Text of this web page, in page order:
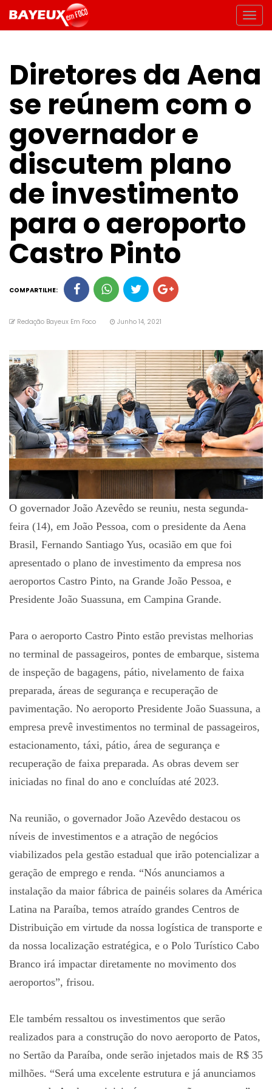
Diretores da Aena
se reúnem com o
governador e
discutem plano
de investimento
para o aeroporto
Castro Pinto
COMPARTILHE:
Redação Bayeux Em Foco Junho 14, 2021
O governador João Azevêdo se reuniu, nesta segunda-
feira (14), em João Pessoa, com o presidente da Aena
Brasil, Fernando Santiago Yus, ocasião em que foi
apresentado o plano de investimento da empresa nos
aeroportos Castro Pinto, na Grande João Pessoa, e
Presidente João Suassuna, em Campina Grande.
Para o aeroporto Castro Pinto estão previstas melhorias
no terminal de passageiros, pontes de embarque, sistema
de inspeção de bagagens, pátio, nivelamento de faixa
preparada, áreas de segurança e recuperação de
pavimentação. No aeroporto Presidente João Suassuna, a
empresa prevê investimentos no terminal de passageiros,
estacionamento, táxi, pátio, área de segurança e
recuperação de faixa preparada. As obras devem ser
iniciadas no final do ano e concluídas até 2023.
Na reunião, o governador João Azevêdo destacou os
níveis de investimentos e a atração de negócios
viabilizados pela gestão estadual que irão potencializar a
geração de emprego e renda. “Nós anunciamos a
instalação da maior fábrica de painéis solares da América
Latina na Paraíba, temos atraído grandes Centros de
Distribuição em virtude da nossa logística de transporte e
da nossa localização estratégica, e o Polo Turístico Cabo
Branco irá impactar diretamente no movimento dos
aeroportos”, frisou.
Ele também ressaltou os investimentos que serão
realizados para a construção do novo aeroporto de Patos,
no Sertão da Paraíba, onde serão injetados mais de R$ 35
milhões. “Será uma excelente estrutura e já anunciamos